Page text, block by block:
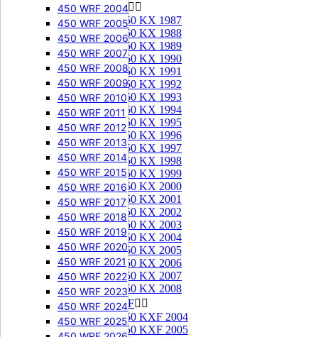
450 WRF 2004
450 WRF 2005
450 WRF 2006
450 WRF 2007
450 WRF 2008
450 WRF 2009
450 WRF 2010
450 WRF 2011
450 WRF 2012
450 WRF 2013
450 WRF 2014
450 WRF 2015
450 WRF 2016
450 WRF 2017
450 WRF 2018
450 WRF 2019
450 WRF 2020
450 WRF 2021
450 WRF 2022
450 WRF 2023
450 WRF 2024
450 WRF 2025
250 KX 
250 KX 1987
250 KX 1988
250 KX 1989
250 KX 1990
250 KX 1991
250 KX 1992
250 KX 1993
250 KX 1994
250 KX 1995
250 KX 1996
250 KX 1997
250 KX 1998
250 KX 1999
250 KX 2000
250 KX 2001
250 KX 2002
250 KX 2003
250 KX 2004
250 KX 2005
250 KX 2006
250 KX 2007
250 KX 2008
250 KXF 
250 KXF 2004
250 KXF 2005